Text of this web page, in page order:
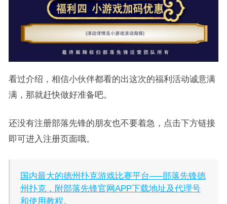
看过介绍，相信小伙伴都看的出这次的福利活动诚意满
满，那就赶快做好准备吧。
还没有注册部落先锋的朋友也不要着急，点击下方链接
即可进入注册页面哦。
国内最大的德州扑克游戏比赛平台—–部落先锋德
州扑克，附部落先锋官网APP下载地址及代理号
和使用教程。